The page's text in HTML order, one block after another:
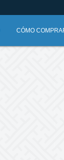
CÓMO